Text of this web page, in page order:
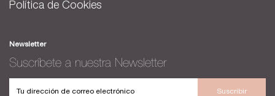
Política de Cookies
Newsletter
Suscríbete a nuestra Newsletter
Suscribir